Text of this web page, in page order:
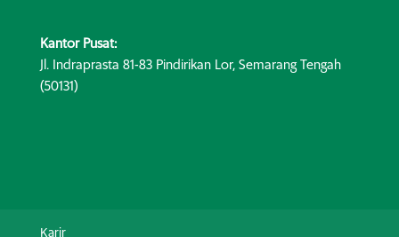
Kantor Pusat:
Jl. Indraprasta 81-83 Pindirikan Lor, Semarang Tengah
(50131)
Karir